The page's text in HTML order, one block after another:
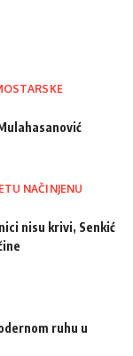
NAČINJENU
nisu krivi, Senkić
ruhu u